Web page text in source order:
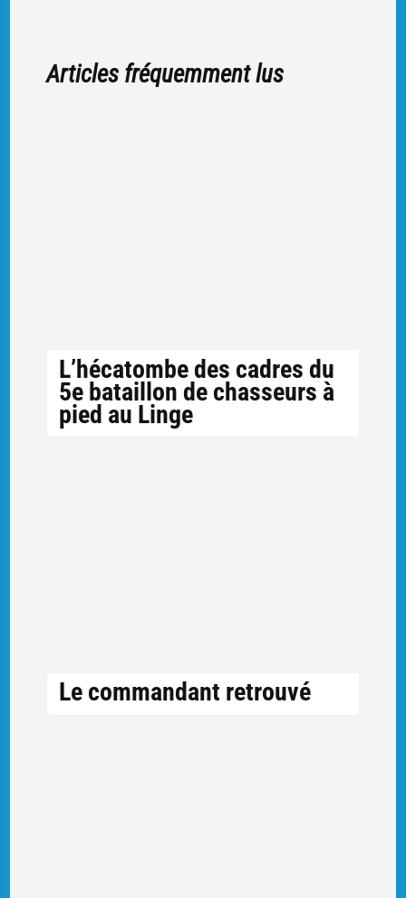
Articles fréquemment lus
L’hécatombe des cadres du
5e bataillon de chasseurs à
pied au Linge
Le commandant retrouvé